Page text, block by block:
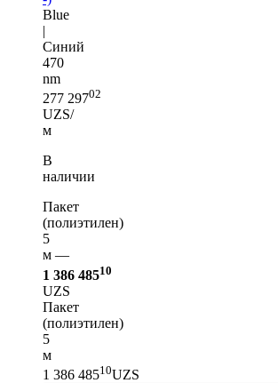
Blue
|
Синий
470
nm
277 29702
UZS/
м
В
наличии
Пакет
(полиэтилен)
5
м —
1 386 48510
UZS
Пакет
(полиэтилен)
5
м
1 386 48510UZS